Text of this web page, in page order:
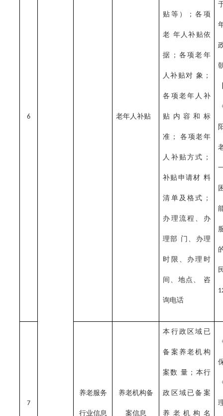
6 老年人补贴
贴等）；各项
老 年人补贴依
据；各项老年
人补贴对 象；
各项老年人补
贴内容和标
准； 各项老年
人补贴方式；
补贴申请材 料
清单及格式；
办理流程、办
理部 门、办理
时限、办理时
间、地点、 咨
询电话
7
养老服务
行业信息
养老机构备
案信息
本行政区域已
备案养老机构
案数 量；本行
政区域已备案
养老机构名